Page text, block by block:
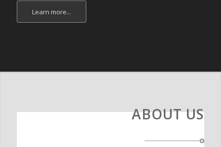
Learn more...
ABOUT US